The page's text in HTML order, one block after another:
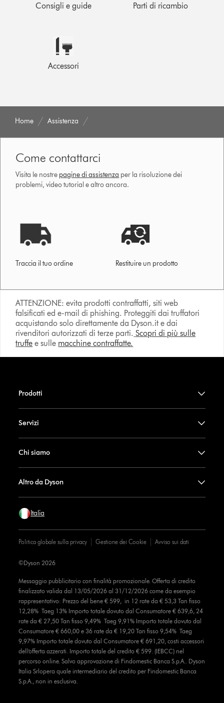
Consigli e guide Parti di ricambio
Accessori
Home Assistenza
Come contattarci
Visita le nostre pagine di assistenza per la risoluzione dei
problemi, video tutorial e altro ancora.
Traccia il tuo ordine Restituire un prodotto
ATTENZIONE: evita prodotti contraffatti, siti web
falsificati ed e-mail di phishing. Proteggiti dai truffatori
acquistando solo direttamente da Dyson.it e dai
rivenditori autorizzati di terze parti. Scopri di più sulle
truffe e sulle macchine contraffatte.
Prodotti
Servizi
Chi siamo
Altro da Dyson
Italia
Politica globale sulla privacy Gestione dei Cookie Avviso sui dati
Messaggio pubblicitario con finalità promozionale. Offerta di credito
finalizzato valida dal 13/05/2026 al 31/12/2026 come da esempio
rappresentativo: Prezzo del bene € 599, in 12 rate da € 53,3 Tan fisso
12,28% Taeg 13% Importo totale dovuto dal Consumatore € 639,6, 24
rate da € 27,50 Tan fisso 9,49% Taeg 9,91% Importo totale dovuto dal
Consumatore € 660,00 e 36 rate da € 19,20 Tan fisso 9,54% Taeg
9,97% Importo totale dovuto dal Consumatore € 691,20, costi accessori
dell’offerta azzerati. Importo totale del credito € 599. (IEBCC) nel
percorso online. Salvo approvazione di Findomestic Banca S.p.A.. Dyson
Italia Srlopera quale intermediario del credito per Findomestic Banca
S.p.A., non in esclusiva.
©Dyson 2026